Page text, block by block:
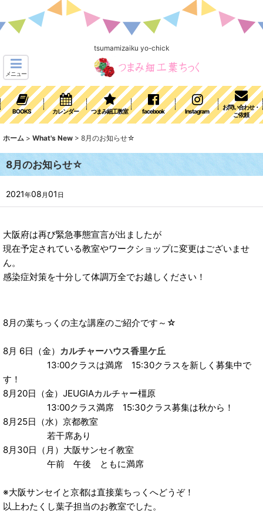
tsumamizaiku yo-chick
メニュー
BOOKS カレンダー つまみ細工教室 facebook Instagram
お問い合わせ・
ご依頼
ホーム > What's New > 8月のお知らせ☆
8月のお知らせ☆
2021年08 月01 日
大阪府は再び緊急事態宣言が出ましたが
現在予定されている教室やワークショップに変更はございませ
ん。
感染症対策を十分して体調万全でお越しください！
8月の葉ちっくの主な講座のご紹介です～☆
8月 6日（金） カルチャーハウス香里ケ丘
13:00クラスは満席 15:30クラスを新しく募集中で
す！
8月20日（金）JEUGIAカルチャー橿原
13:00クラス満席 15:30クラス募集は秋から！
8月25日（水）京都教室
若干席あり
8月30日（月）大阪サンセイ教室
午前 午後 ともに満席
※大阪サンセイと京都は直接葉ちっくへどうぞ！
以上わたくし葉子担当のお教室でした。